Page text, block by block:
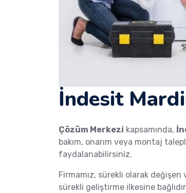
İndesit
Çözüm Merkezi kapsamında,
bakım, onarım veya montaj
faydalanabilirsiniz.
Firmamız, sürekli olarak
sürekli geliştirme ilkesine